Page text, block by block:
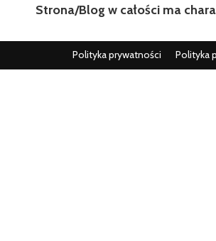
Strona/Blog w całości ma
Polityka prywatności Polityka